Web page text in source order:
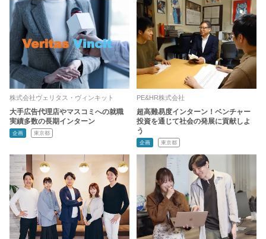
株式会社ヴェリタス・ヴィンキット
大手広告代理店やマスコミへの就職
実績多数の長期インターン
企画 東京都
PE&HR株式会社
超高難易度インターン！ベンチャー
投資を通じて社会の発展に貢献しよ
う
企画 東京都